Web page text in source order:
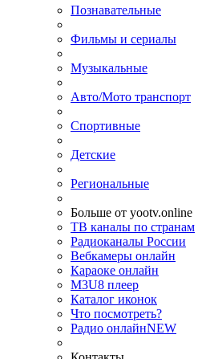
Познавательные
Фильмы и сериалы
Музыкальные
Авто/Мото транспорт
Спортивные
Детские
Региональные
Больше от yootv.online
ТВ каналы по странам
Радиоканалы России
Вебкамеры онлайн
Караоке онлайн
M3U8 плеер
Каталог иконок
Что посмотреть?
Радио онлайнNEW